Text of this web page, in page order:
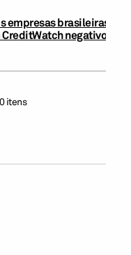
empresas brasileiras do
negativo por
itens